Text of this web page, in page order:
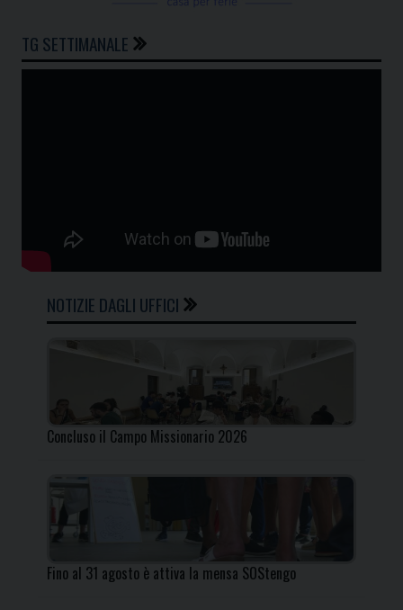
TG SETTIMANALE
NOTIZIE DAGLI UFFICI
Concluso il Campo Missionario 2026
Fino al 31 agosto è attiva la mensa SOStengo